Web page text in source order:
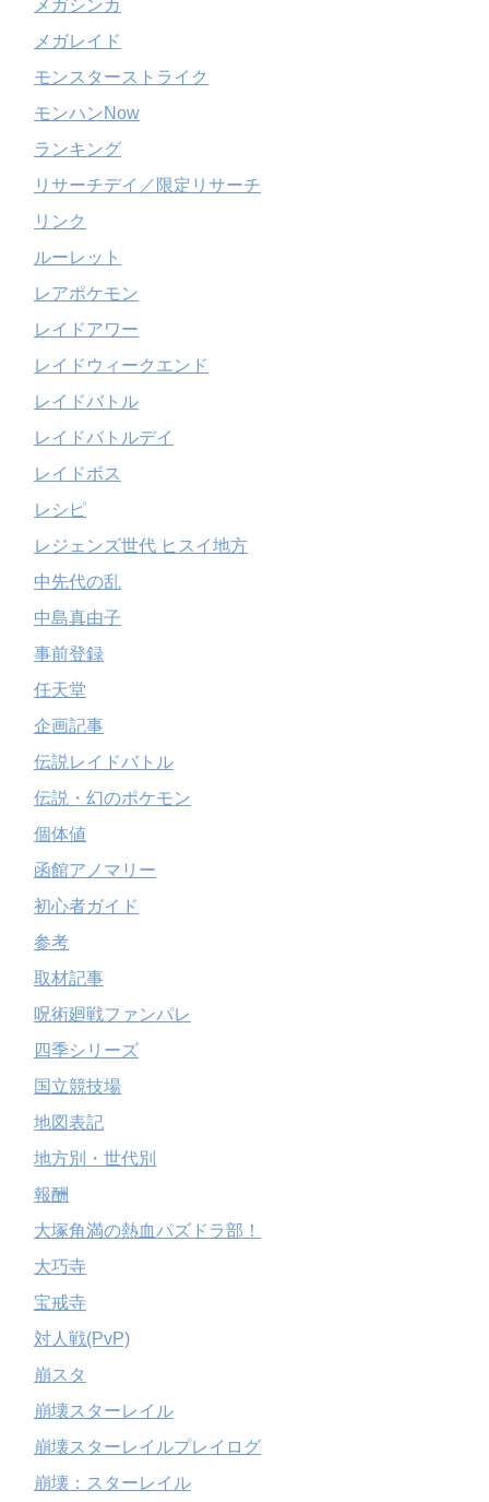
メガシンカ
メガレイド
モンスターストライク
モンハンNow
ランキング
リサーチデイ／限定リサーチ
リンク
ルーレット
レアポケモン
レイドアワー
レイドウィークエンド
レイドバトル
レイドバトルデイ
レイドボス
レシピ
レジェンズ世代 ヒスイ地方
中先代の乱
中島真由子
事前登録
任天堂
企画記事
伝説レイドバトル
伝説・幻のポケモン
個体値
函館アノマリー
初心者ガイド
参考
取材記事
呪術廻戦ファンパレ
四季シリーズ
国立競技場
地図表記
地方別・世代別
報酬
大塚角満の熱血パズドラ部！
大巧寺
宝戒寺
対人戦(PvP)
崩スタ
崩壊スターレイル
崩壊スターレイルプレイログ
崩壊：スターレイル